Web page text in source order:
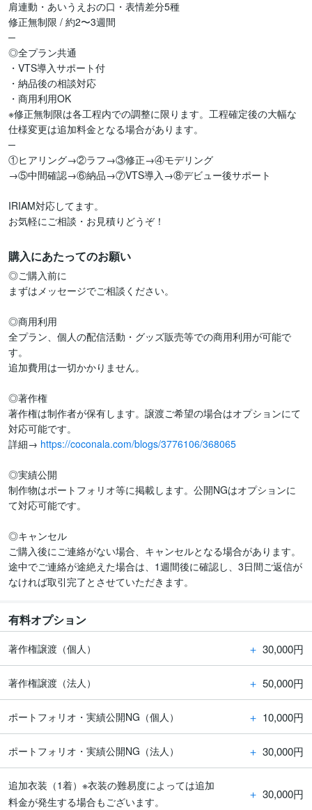
肩連動・あいうえおの口・表情差分5種
修正無制限 / 約2〜3週間
─
◎全プラン共通
・VTS導入サポート付
・納品後の相談対応
・商用利用OK
※修正無制限は各工程内での調整に限ります。工程確定後の大幅な
仕様変更は追加料金となる場合があります。
─
①ヒアリング→②ラフ→③修正→④モデリング
→⑤中間確認→⑥納品→⑦VTS導入→⑧デビュー後サポート
IRIAM対応してます。
お気軽にご相談・お見積りどうぞ！
購入にあたってのお願い
◎ご購入前に
まずはメッセージでご相談ください。
◎商用利用
全プラン、個人の配信活動・グッズ販売等での商用利用が可能で
す。
追加費用は一切かかりません。
◎著作権
著作権は制作者が保有します。譲渡ご希望の場合はオプションにて
対応可能です。
詳細→ https://coconala.com/blogs/3776106/368065
◎実績公開
制作物はポートフォリオ等に掲載します。公開NGはオプションに
て対応可能です。
◎キャンセル
ご購入後にご連絡がない場合、キャンセルとなる場合があります。
途中でご連絡が途絶えた場合は、1週間後に確認し、3日間ご返信が
なければ取引完了とさせていただきます。
有料オプション
著作権譲渡（個人） ＋ 30,000円
著作権譲渡（法人） ＋ 50,000円
ポートフォリオ・実績公開NG（個人） ＋ 10,000円
ポートフォリオ・実績公開NG（法人） ＋ 30,000円
追加衣装（1着）※衣装の難易度によっては追加
料金が発生する場合もございます。
＋ 30,000円